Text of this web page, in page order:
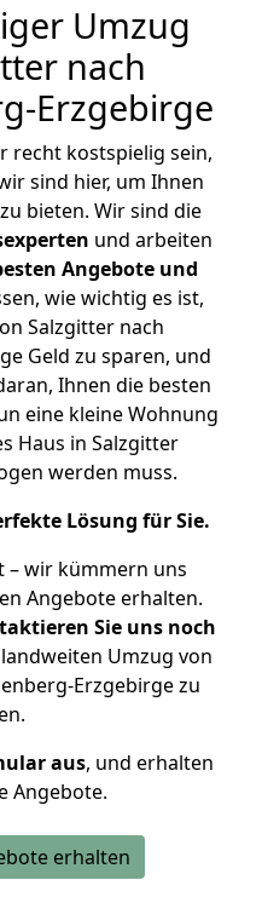
Umzug
nach
Erzgebirge
recht kostspielig sein,
sind hier, um Ihnen
zu bieten. Wir sind die
und arbeiten
Angebote und
wie wichtig es ist,
Salzgitter nach
Geld zu sparen, und
Ihnen die besten
eine kleine Wohnung
Haus in Salzgitter
werden muss.
Lösung für Sie.
– wir kümmern uns
Angebote erhalten.
Sie uns noch
Umzug von
Erzgebirge zu
aus, und erhalten
Angebote.
erhalten